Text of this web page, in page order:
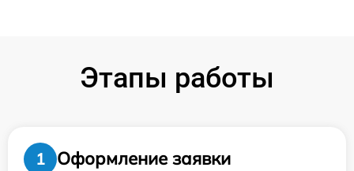
Этапы работы
1
Оформление заявки